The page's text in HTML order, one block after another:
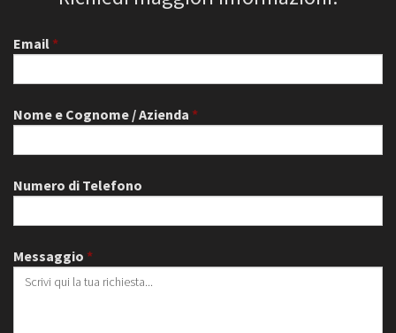
Email
Nome e Cognome / Azienda
Numero di Telefono
Messaggio